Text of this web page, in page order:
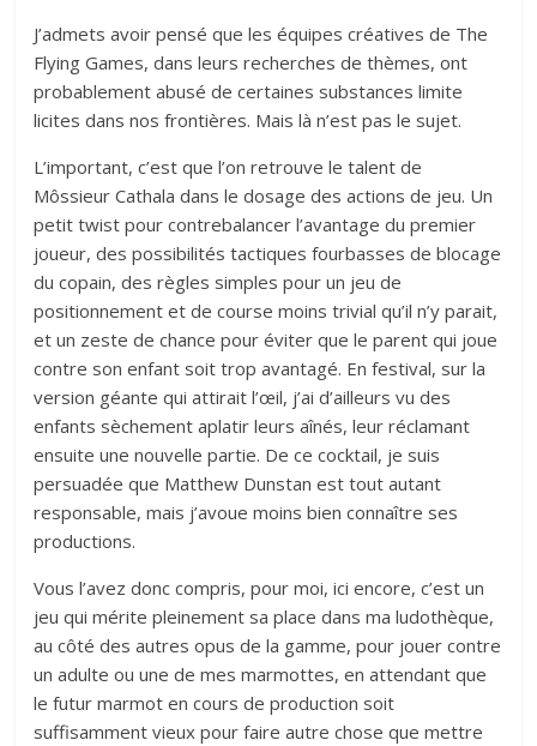
J’admets avoir pensé que les équipes créatives de The
Flying Games, dans leurs recherches de thèmes, ont
probablement abusé de certaines substances limite
licites dans nos frontières. Mais là n’est pas le sujet.
L’important, c’est que l’on retrouve le talent de
Môssieur Cathala dans le dosage des actions de jeu. Un
petit twist pour contrebalancer l’avantage du premier
joueur, des possibilités tactiques fourbasses de blocage
du copain, des règles simples pour un jeu de
positionnement et de course moins trivial qu’il n’y parait,
et un zeste de chance pour éviter que le parent qui joue
contre son enfant soit trop avantagé. En festival, sur la
version géante qui attirait l’œil, j’ai d’ailleurs vu des
enfants sèchement aplatir leurs aînés, leur réclamant
ensuite une nouvelle partie. De ce cocktail, je suis
persuadée que Matthew Dunstan est tout autant
responsable, mais j’avoue moins bien connaître ses
productions.
Vous l’avez donc compris, pour moi, ici encore, c’est un
jeu qui mérite pleinement sa place dans ma ludothèque,
au côté des autres opus de la gamme, pour jouer contre
un adulte ou une de mes marmottes, en attendant que
le futur marmot en cours de production soit
suffisamment vieux pour faire autre chose que mettre